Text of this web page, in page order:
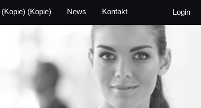
(Kopie) News Kontakt Login